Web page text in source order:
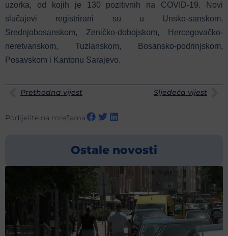
uzorka, od kojih je 130 pozitivnih na COVID-19. Novi
slučajevi registrirani su u Unsko-sanskom,
Srednjobosanskom, Zeničko-dobojskom, Hercegovačko-
neretvanskom, Tuzlanskom, Bosansko-podrinjskom,
Posavskom i Kantonu Sarajevo.
Prethodna vijest Sljedeća vijest
Podijelite na mrežama
Ostale novosti